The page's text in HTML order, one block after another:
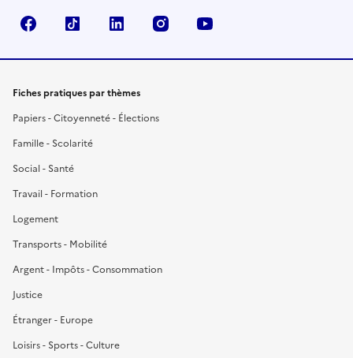
FacebookTikTok LinkedIn Instagram
Fiches pratiques par thèmes
Papiers - Citoyenneté - Élections
Famille - Scolarité
Social - Santé
Travail - Formation
Logement
Transports - Mobilité
Argent - Impôts - Consommation
Justice
Étranger - Europe
Loisirs - Sports - Culture